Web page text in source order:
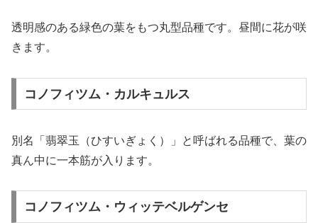
透明感のある緑色の葉をもつ丸型品種です。昼間に花が咲
きます。
コノフィツム・カルキュルス
別名「翡翠玉（ひすいぎょく）」と呼ばれる品種で、葉の
真ん中に一本筋が入ります。
コノフィツム・ウィッテベルゲンセ